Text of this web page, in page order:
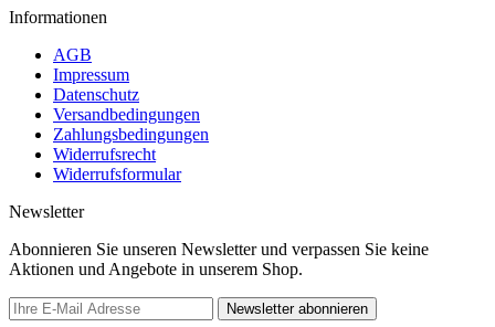
Informationen
AGB
Impressum
Datenschutz
Versandbedingungen
Zahlungsbedingungen
Widerrufsrecht
Widerrufsformular
Newsletter
Abonnieren Sie unseren Newsletter und verpassen Sie keine
Aktionen und Angebote in unserem Shop.
Newsletter abonnieren